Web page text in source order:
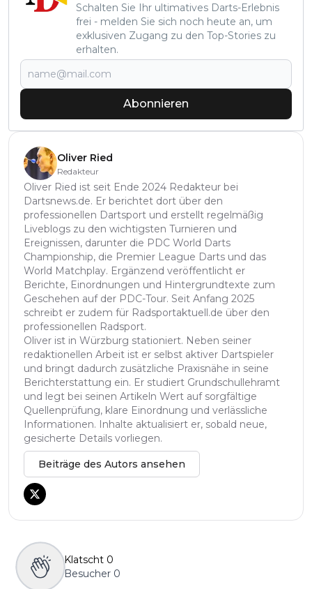
Schalten Sie Ihr ultimatives Darts-Erlebnis
frei - melden Sie sich noch heute an, um
exklusiven Zugang zu den Top-Stories zu
erhalten.
Abonnieren
Oliver Ried
Redakteur
Oliver Ried ist seit Ende 2024 Redakteur bei
Dartsnews.de. Er berichtet dort über den
professionellen Dartsport und erstellt regelmäßig
Liveblogs zu den wichtigsten Turnieren und
Ereignissen, darunter die PDC World Darts
Championship, die Premier League Darts und das
World Matchplay. Ergänzend veröffentlicht er
Berichte, Einordnungen und Hintergrundtexte zum
Geschehen auf der PDC-Tour. Seit Anfang 2025
schreibt er zudem für Radsportaktuell.de über den
professionellen Radsport.
Oliver ist in Würzburg stationiert. Neben seiner
redaktionellen Arbeit ist er selbst aktiver Dartspieler
und bringt dadurch zusätzliche Praxisnähe in seine
Berichterstattung ein. Er studiert Grundschullehramt
und legt bei seinen Artikeln Wert auf sorgfältige
Quellenprüfung, klare Einordnung und verlässliche
Informationen. Inhalte aktualisiert er, sobald neue,
gesicherte Details vorliegen.
Beiträge des Autors ansehen
Klatscht 0
Besucher 0